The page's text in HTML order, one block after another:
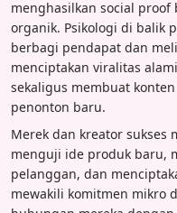
menghasilkan social
organik. Psikologi di balik
berbagi pendapat dan
menciptakan viralitas
sekaligus membuat
penonton baru.
Merek dan kreator sukses
menguji ide produk baru,
pelanggan, dan
mewakili komitmen mikro